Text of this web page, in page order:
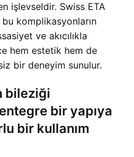
işlevseldir. Swiss ETA
komplikasyonların
ve akıcılıkla
hem estetik hem de
bir deneyim sunulur.
bileziği
bir yapıya
bir kullanım